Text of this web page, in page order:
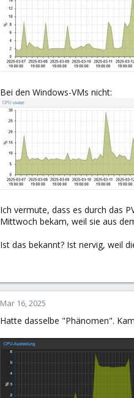
Bei den Windows-VMs nicht:
Ich vermute, dass es durch das
Mittwoch bekam, weil sie aus
Ist das bekannt? Ist nervig, weil
Mar 16, 2025
Hatte dasselbe "Phänomen".